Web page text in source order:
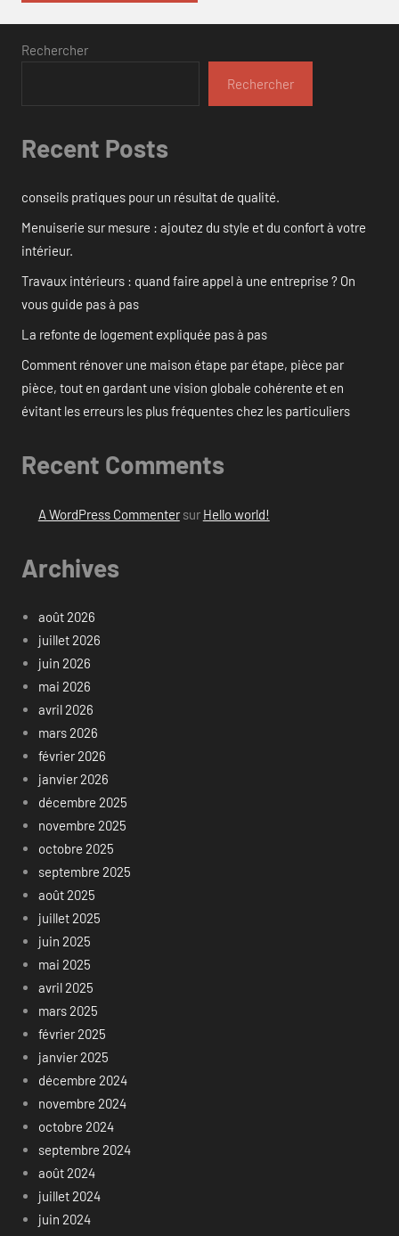
Rechercher
Rechercher
Recent Posts
conseils pratiques pour un résultat de qualité.
Menuiserie sur mesure : ajoutez du style et du confort à votre
intérieur.
Travaux intérieurs : quand faire appel à une entreprise ? On
vous guide pas à pas
La refonte de logement expliquée pas à pas
Comment rénover une maison étape par étape, pièce par
pièce, tout en gardant une vision globale cohérente et en
évitant les erreurs les plus fréquentes chez les particuliers
Recent Comments
A WordPress Commentersur Hello world!
Archives
août 2026
juillet 2026
juin 2026
mai 2026
avril 2026
mars 2026
février 2026
janvier 2026
décembre 2025
novembre 2025
octobre 2025
septembre 2025
août 2025
juillet 2025
juin 2025
mai 2025
avril 2025
mars 2025
février 2025
janvier 2025
décembre 2024
novembre 2024
octobre 2024
septembre 2024
août 2024
juillet 2024
juin 2024